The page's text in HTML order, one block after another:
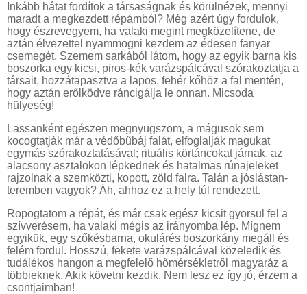
Inkább hátat fordítok a társaságnak és körülnézek, mennyi
maradt a megkezdett répámból? Még azért úgy fordulok,
hogy észrevegyem, ha valaki megint megközelítene, de
aztán élvezettel nyammogni kezdem az édesen fanyar
csemegét. Szemem sarkából látom, hogy az egyik barna kis
boszorka egy kicsi, piros-kék varázspálcával szórakoztatja a
társait, hozzátapasztva a lapos, fehér kőhöz a fal mentén,
hogy aztán erőlködve ráncigálja le onnan. Micsoda
hülyeség!
Lassanként egészen megnyugszom, a mágusok sem
kocogtatják már a védőbűbáj falát, elfoglalják magukat
egymás szórakoztatásával; rituális körtáncokat járnak, az
alacsony asztalokon lépkednek és hatalmas rúnajeleket
rajzolnak a szemközti, kopott, zöld falra. Talán a jóslástan-
teremben vagyok? Áh, ahhoz ez a hely túl rendezett.
Ropogtatom a répát, és már csak egész kicsit gyorsul fel a
szívverésem, ha valaki mégis az irányomba lép. Mígnem
egyikük, egy szőkésbarna, okulárés boszorkány megáll és
felém fordul. Hosszú, fekete varázspálcával közeledik és
tudálékos hangon a megfelelő hőmérsékletről magyaráz a
többieknek. Akik követni kezdik. Nem lesz ez így jó, érzem a
csontjaimban!